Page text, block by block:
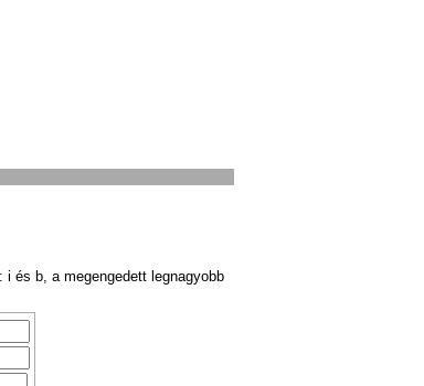
és b, a megengedett legnagyobb